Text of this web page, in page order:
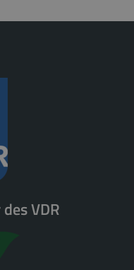
VDR